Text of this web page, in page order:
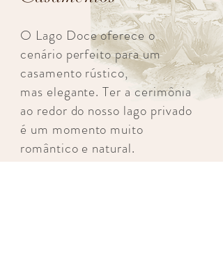
O Lago Doce oferece o
cenário perfeito para um
casamento rústico,
mas elegante. Ter a cerimônia
ao redor do nosso lago privado
é um momento muito
romântico e natural.